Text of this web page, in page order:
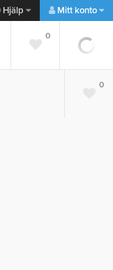
Hjälp Mitt konto
0
0